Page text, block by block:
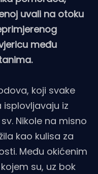
uvali na otoku
među
koji svake
iz
Nikole na misno
kao kulisa za
Među okićenim
su, uz bok